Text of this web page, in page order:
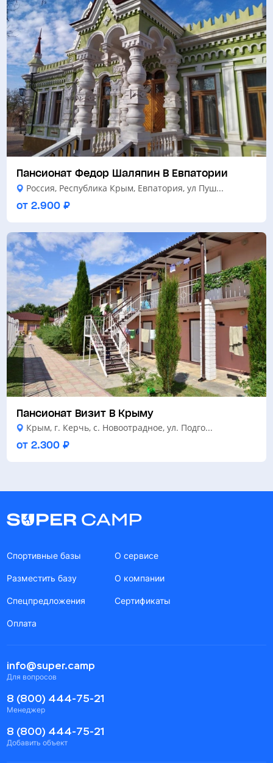
Пансионат Федор Шаляпин В Евпатории
Россия, Республика Крым, Евпатория, ул Пуш...
от 2.900 ₽
Пансионат Визит В Крыму
Крым, г. Керчь, с. Новоотрадное, ул. Подго...
от 2.300 ₽
Спортивные базы
Разместить базу
Спецпредложения
Оплата
О сервисе
О компании
Сертификаты
info@super.camp
Для вопросов
8 (800) 444-75-21
Менеджер
8 (800) 444-75-21
Добавить объект